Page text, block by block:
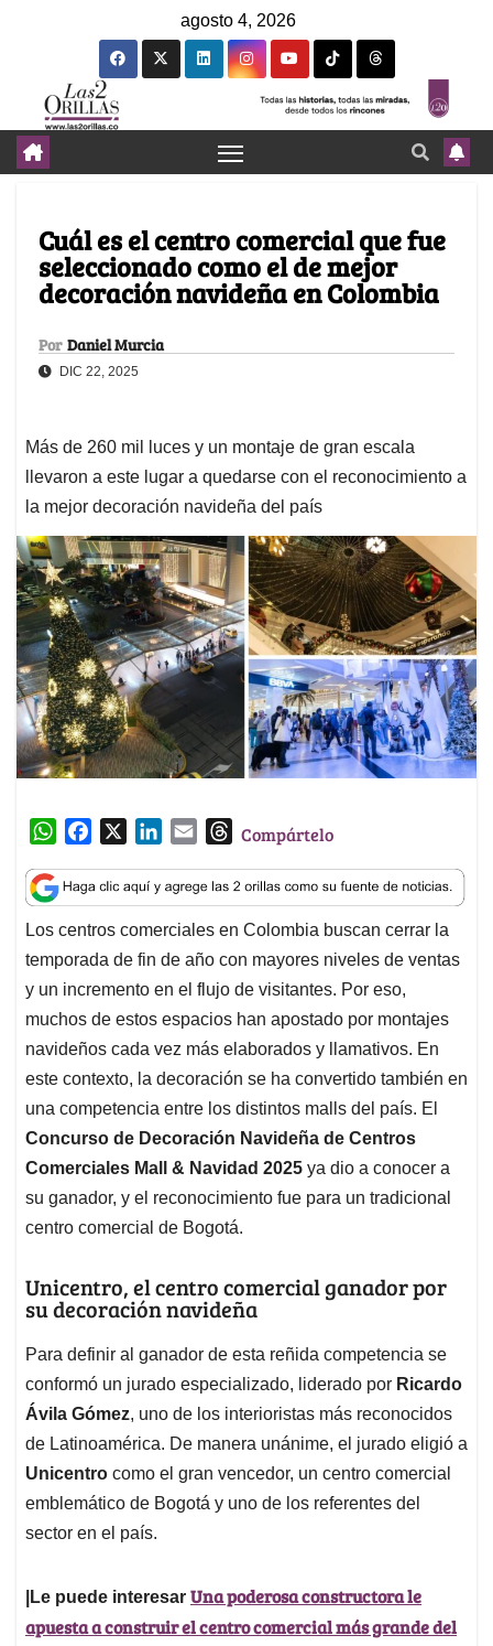
agosto 4, 2026
Cuál es el centro comercial que fue
seleccionado como el de mejor
decoración navideña en Colombia
Por Daniel Murcia
DIC 22, 2025
Más de 260 mil luces y un montaje de gran escala
llevaron a este lugar a quedarse con el reconocimiento a
la mejor decoración navideña del país
W
a
t
s
A
p
p
c
e
b
o
o
k
n
k
e
d
I
n
a
i
l
T
r
e
a
d
s
Compártelo
Los centros comerciales en Colombia buscan cerrar la
temporada de fin de año con mayores niveles de ventas
y un incremento en el flujo de visitantes. Por eso,
muchos de estos espacios han apostado por montajes
navideños cada vez más elaborados y llamativos. En
este contexto, la decoración se ha convertido también en
una competencia entre los distintos malls del país. El
Concurso de Decoración Navideña de Centros
Comerciales Mall & Navidad 2025 ya dio a conocer a
su ganador, y el reconocimiento fue para un tradicional
centro comercial de Bogotá.
Unicentro, el centro comercial ganador por
su decoración navideña
Para definir al ganador de esta reñida competencia se
conformó un jurado especializado, liderado por Ricardo
Ávila Gómez, uno de los interioristas más reconocidos
de Latinoamérica. De manera unánime, el jurado eligió a
Unicentro como el gran vencedor, un centro comercial
emblemático de Bogotá y uno de los referentes del
sector en el país.
|Le puede interesar Una poderosa constructora le
apuesta a construir el centro comercial más grande del